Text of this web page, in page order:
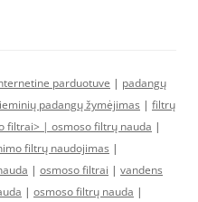
parduotuve | padangų
padangų žymėjimas | filtrų
filtrai> | osmoso filtrų nauda |
filtrų naudojimas |
| osmoso filtrai | vandens
| osmoso filtrų nauda |